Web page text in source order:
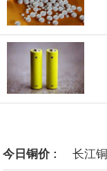
LME伦镍日
瑞士7月季
季调失业率
商品期货
涨2.64%
今日铜价 : 长江